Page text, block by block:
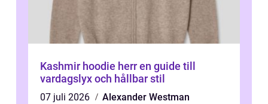
Kashmir hoodie herr en guide till
vardagslyx och hållbar stil
07 juli 2026
Alexander Westman